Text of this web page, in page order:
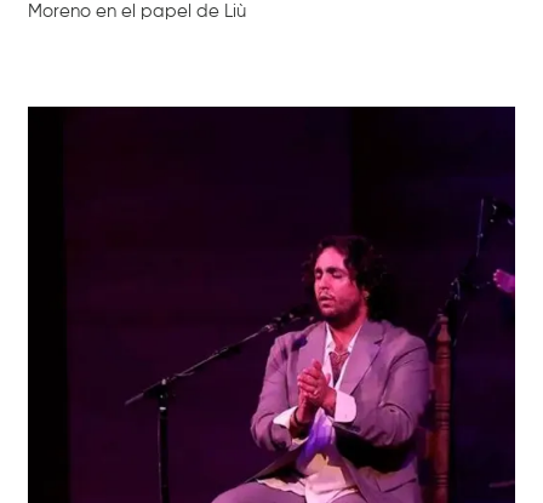
Moreno en el papel de Liù